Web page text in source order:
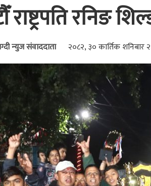
राष्ट्रपति रनिङ
न्युज संवाददाता २०८२, ३० कार्तिक शनिबार